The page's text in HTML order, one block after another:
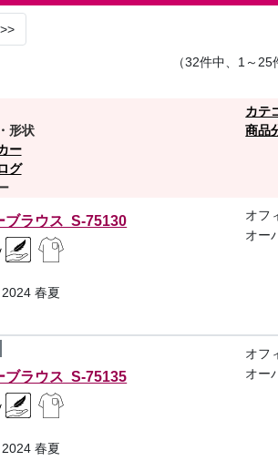
（32件中、1～25
形状
ー
グ
カテ
商品
ブラウス S-75130
春夏
オフ
オー
ブラウス S-75135
春夏
オフ
オー